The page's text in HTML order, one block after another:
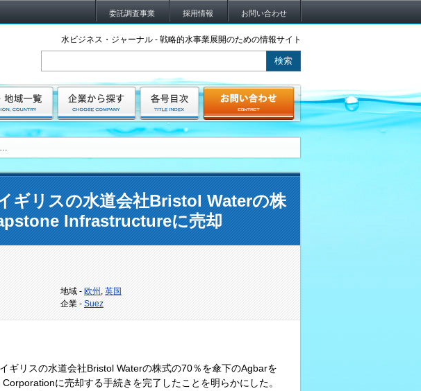
委託調査事業 採用情報 お問い合わせ
水ビジネス・ジャーナル - 戦略的水事業展開のための情報サイト
ギリスの水道会社Bristol Waterの株
Infrastructureに売却
地域 - 欧州 , 英国
企業 - Suez
ギリスの水道会社Bristol Waterの株式の70％を傘下のAgbarを
に売却する手続きを完了したことを明らかにした。